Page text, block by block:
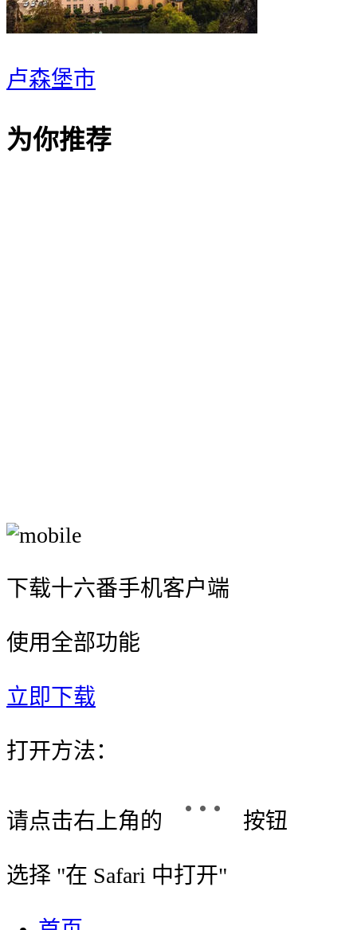
卢森堡市
为你推荐
下载十六番手机客户端
使用全部功能
立即下载
打开方法：
请点击右上角的 按钮
选择 "在 Safari 中打开"